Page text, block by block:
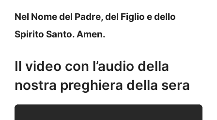
Nel Nome del Padre, del Figlio e dello
Spirito Santo. Amen.
Il video con l’audio della
nostra preghiera della sera